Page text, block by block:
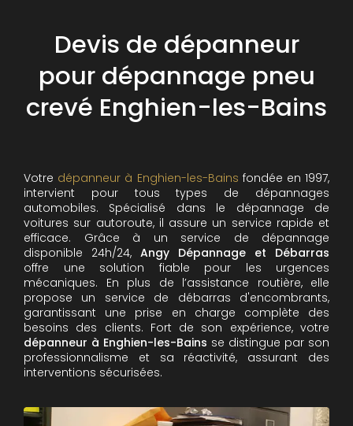
Devis de dépanneur
pour dépannage pneu
crevé Enghien-les-Bains
Votre dépanneur à Enghien-les-Bains fondée en 1997,
intervient pour tous types de dépannages
automobiles. Spécialisé dans le dépannage de
voitures sur autoroute, il assure un service rapide et
efficace. Grâce à un service de dépannage
disponible 24h/24, Angy Dépannage et Débarras
offre une solution fiable pour les urgences
mécaniques. En plus de l’assistance routière, elle
propose un service de débarras d'encombrants,
garantissant une prise en charge complète des
besoins des clients. Fort de son expérience, votre
dépanneur à Enghien-les-Bains se distingue par son
professionnalisme et sa réactivité, assurant des
interventions sécurisées.